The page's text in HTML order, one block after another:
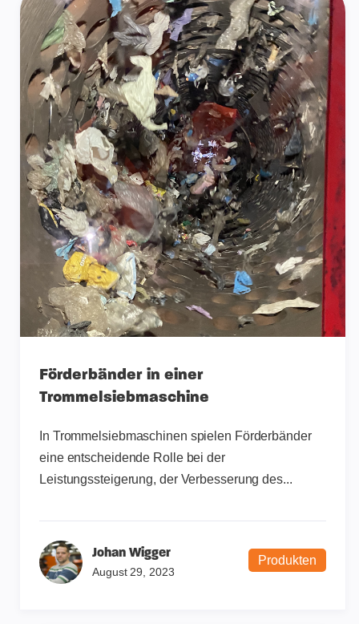
Förderbänder in einer
Trommelsiebmaschine
In Trommelsiebmaschinen spielen Förderbänder
eine entscheidende Rolle bei der
Leistungssteigerung, der Verbesserung des...
Johan Wigger
August 29, 2023
Produkten